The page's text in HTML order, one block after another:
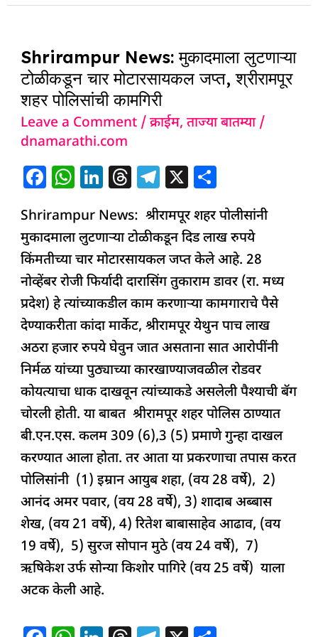
o
k
p
Shrirampur News: मुकादमाला लुटणाऱ्या
टोळीकडून चार मोटारसायकल जप्त, श्रीरामपूर
शहर पोलिसांची कामगिरी
Leave a Comment /क्राईम,ताज्या बातम्या/
dnamarathi.com
F
c
e
b
o
o
k
W
at
s
A
p
p
Li
k
e
dI
n
T
re
a
d
s
T
e
g
ra
m
X
h
ar
e
Shrirampur News: श्रीरामपूर शहर पोलीसांनी
मुकादमाला लुटणाऱ्या टोळीकडून दिड लाख रुपये
किंमतीच्या चार मोटारसायकल जप्त केले आहे. 28
नोव्हेंबर रोजी फिर्यादी दारासिंग तुकाराम डावर (रा. मध्य
प्रदेश) हे त्यांच्याकडील काम करणाऱ्या कामगाराचे पैसे
देण्याकरीता कांदा मार्केट, श्रीरामपूर येथुन पाच लाख
अठरा हजार रुपये घेवुन जात असताना सात आरोपींनी
निर्मळ यांच्या पुठ्याच्या कारखाण्याजवळील रोडवर
कोयत्याचा धाक दाखवून त्यांच्याकडे असलेली पैश्याची बॅग
चोरली होती. या बाबत श्रीरामपूर शहर पोलिस ठाण्यात
बी.एन.एस. कलम 309 (6),3 (5) प्रमाणे गुन्हा दाखल
करण्यात आला होता. तर आता या प्रकरणाचा तपास करत
पोलिसांनी (1) इम्रान आयुब शहा, (वय 28 वर्षे), 2)
आनंद अमर पवार, (वय 28 वर्षे), 3) शादाब अब्बास
शेख, (वय 21 वर्षे), 4) रितेश बाबासाहेव आढाव, (वय
19 वर्षे), 5) सुरज सोपान मुठे (वय 24 वर्षे), 7)
ऋषिकेश उर्फ सोन्या किशोर पागिरे (वय 25 वर्षे) याला
अटक केली आहे.
News:
मुकादमाला
लुटणाऱ्या
टोळीकडून
चार
मोटारसायकल
जप्त,
श्रीरामपूर
शहर
पोलिसांची
कामगिरी